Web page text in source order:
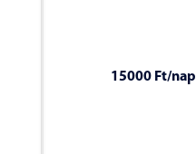
15000 Ft/nap